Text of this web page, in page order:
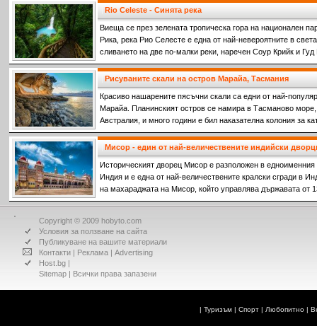
Rio Celeste - Синята река
Виеща се през зелената тропическа гора на национален
Рика, река Рио Селесте е една от най-невероятните в
сливането на две по-малки реки, наречен Соур Крийк и
на двете напълно прозрачни реки се срещат, се образува
Рисуваните скали на остров Марайа, Тасмания
Красиво нашарените пясъчни скали са едни от най-
Марайа. Планинският остров се намира в Тасманово
Австралия, и много години е бил наказателна колония за
престъпления срещу френските колонизатори.
Мисор - един от най-величествените индийски
Историческият дворец Мисор е разположен в
Индия и е една от най-величествените кралски сгради в
на махараджата на Мисор, който управлява държавата от
Copyright © 2009 hobyto.com
Условия за ползване на сайта
Публикуване на вашите материали
Контакти | Реклама | Advertising
Host.bg |
Sitemap | Всички права запазени
| Туризъм| Спорт| Любопитно|